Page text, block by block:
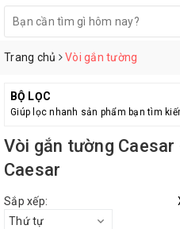
Trang chủ Vòi gắn tường
BỘ LỌC
Giúp lọc nhanh sản phẩm bạn tìm
Vòi gắn tường
Caesar
Sắp xếp:
Thứ tự